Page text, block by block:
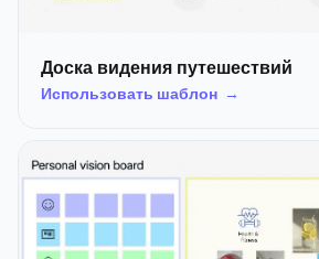
Доска видения путешествий
Использовать шаблон →